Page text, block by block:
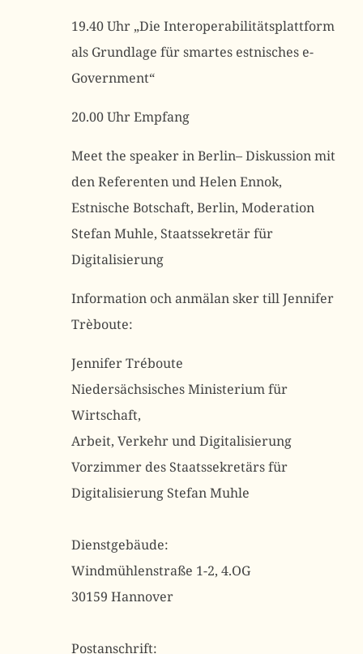
19.40 Uhr „Die Interoperabilitätsplattform
als Grundlage für smartes estnisches e-
Government“
20.00 Uhr Empfang
Meet the speaker in Berlin– Diskussion mit
den Referenten und Helen Ennok,
Estnische Botschaft, Berlin, Moderation
Stefan Muhle, Staatssekretär für
Digitalisierung
Information och anmälan sker till Jennifer
Trèboute:
Jennifer Tréboute
Niedersächsisches Ministerium für
Wirtschaft,
Arbeit, Verkehr und Digitalisierung
Vorzimmer des Staatssekretärs für
Digitalisierung Stefan Muhle
Dienstgebäude:
Windmühlenstraße 1-2, 4.OG
30159 Hannover
Postanschrift: